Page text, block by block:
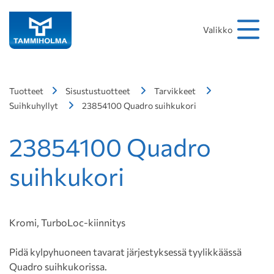
Valikko
Tuotteet Sisustustuotteet
Tarvikkeet
Suihkuhyllyt
23854100 Quadro suihkukori
23854100 Quadro
suihkukori
Kromi, TurboLoc-kiinnitys
Pidä kylpyhuoneen tavarat järjestyksessä tyylikkäässä
Quadro suihkukorissa.